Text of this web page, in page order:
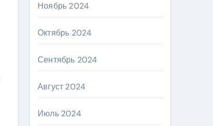
Ноябрь 2024
Октябрь 2024
Сентябрь 2024
Август 2024
Июль 2024